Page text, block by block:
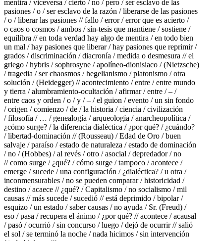
mentira / viceversa / cierto / no / pero / ser esclavo de las
pasiones / o / ser esclavo de la razón / liberarse de las pasiones
/ o / liberar las pasiones // fallo / error / error que es acierto /
o caos o cosmos / ambos / sín-tesis que mantiene / sostiene /
equilibra // en toda verdad hay algo de mentira / en todo bien
un mal / hay pasiones que liberar / hay pasiones que reprimir /
grados / discriminación / diacronía / medida o desmesura // el
griego / hybris / sophrosyne / apolíneo-dionisiaco / (Nietzsche)
/ tragedia / ser chaosmos / hegelianismo / platonismo / otra
solución / (Heidegger) // acontecimiento / entre / entre mundo
y tierra / alumbramiento-ocultación / afirmar / entre / – /
entre caos y orden / o / y / – / el guion / evento / un sin fondo
/ origen / comienzo / de / la historia / ciencia / civilización
/ filosofía / … / genealogía / arqueología / anarcheopolítica /
¿cómo surge? / la diferencia dialéctica / ¿por qué? / ¿cuándo?
/ libertad-dominación // (Rousseau) / Edad de Oro / buen
salvaje / paraíso / estado de naturaleza / estado de dominación
/ no / (Hobbes) / al revés / otro / asocial / depredador / no
// como surge / ¿qué? / cómo surge / tampoco / acontece /
emerge / sucede / una configuración / ¿dialéctica? / u otra /
inconmensurables / no se pueden comparar / historicidad /
destino / acaece // ¿qué? / Capitalismo / no socialismo / mil
causas // más sucede / sucedió // está deprimido / bipolar /
esquizo / un estado / saber causas / no ayuda / Sr. (Freud) /
eso / pasa / recupera el ánimo / ¿por qué? // acontece / acausal
/ pasó / ocurrió / sin concurso / luego / dejó de ocurrir // salió
el sol / se terminó la noche / nada hicimos / sin intervención